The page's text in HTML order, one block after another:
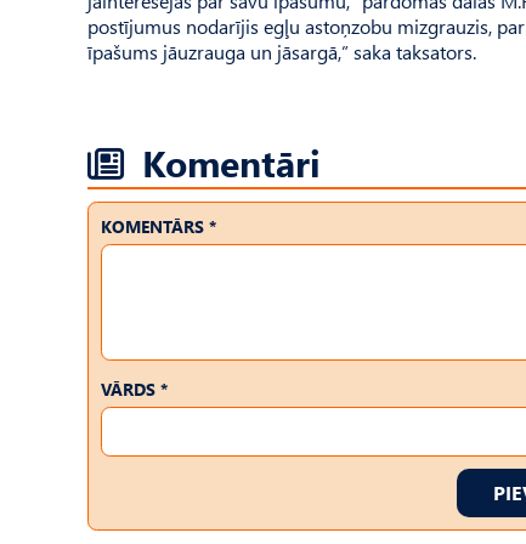
postījumus nodarījis egļu astoņzobu mizgrauzis,
īpašums jāuzrauga un jāsargā,” saka taksators.
Komentāri
KOMENTĀRS *
VĀRDS *